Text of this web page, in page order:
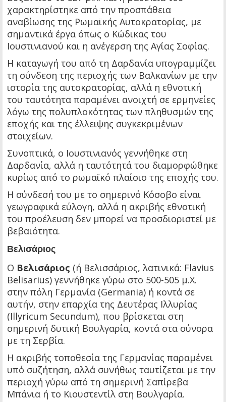
χαρακτηρίστηκε από την προσπάθεια
αναβίωσης της Ρωμαϊκής Αυτοκρατορίας, με
σημαντικά έργα όπως ο Κώδικας του
Ιουστινιανού και η ανέγερση της Αγίας Σοφίας.
Η καταγωγή του από τη Δαρδανία υπογραμμίζει
τη σύνδεση της περιοχής των Βαλκανίων με την
ιστορία της αυτοκρατορίας, αλλά η εθνοτική
του ταυτότητα παραμένει ανοιχτή σε ερμηνείες
λόγω της πολυπλοκότητας των πληθυσμών της
εποχής και της έλλειψης συγκεκριμένων
στοιχείων.
Συνοπτικά, ο Ιουστινιανός γεννήθηκε στη
Δαρδανία, αλλά η ταυτότητά του διαμορφώθηκε
κυρίως από το ρωμαϊκό πλαίσιο της εποχής του.
Η σύνδεσή του με το σημερινό Κόσοβο είναι
γεωγραφικά εύλογη, αλλά η ακριβής εθνοτική
του προέλευση δεν μπορεί να προσδιοριστεί με
βεβαιότητα.
Βελισάριος
Ο Βελισάριος (ή Βελισσάριος, λατινικά: Flavius
Belisarius) γεννήθηκε γύρω στο 500-505 μ.Χ.
στην πόλη Γερμανία (Germania) ή κοντά σε
αυτήν, στην επαρχία της Δευτέρας Ιλλυρίας
(Illyricum Secundum), που βρίσκεται στη
σημερινή δυτική Βουλγαρία, κοντά στα σύνορα
με τη Σερβία.
Η ακριβής τοποθεσία της Γερμανίας παραμένει
υπό συζήτηση, αλλά συνήθως ταυτίζεται με την
περιοχή γύρω από τη σημερινή Σαπίρεβα
Μπάνια ή το Κιουστεντίλ στη Βουλγαρία.